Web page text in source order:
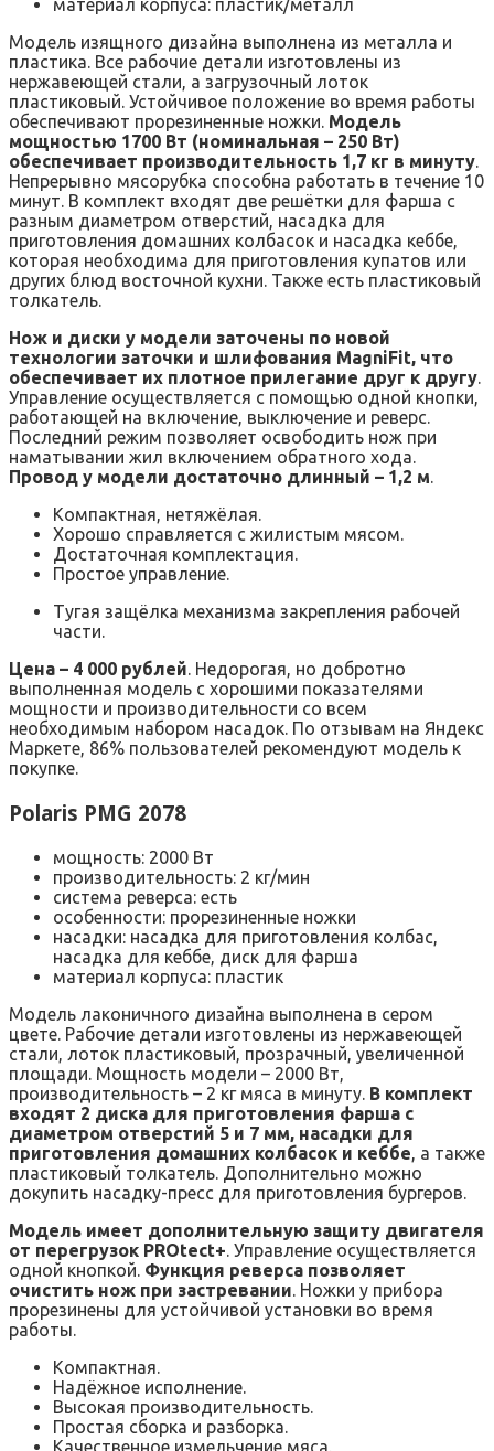
материал корпуса: пластик/металл
Модель изящного дизайна выполнена из металла и
пластика. Все рабочие детали изготовлены из
нержавеющей стали, а загрузочный лоток
пластиковый. Устойчивое положение во время работы
обеспечивают прорезиненные ножки. Модель
мощностью 1700 Вт (номинальная – 250 Вт)
обеспечивает производительность 1,7 кг в минуту.
Непрерывно мясорубка способна работать в течение 10
минут. В комплект входят две решётки для фарша с
разным диаметром отверстий, насадка для
приготовления домашних колбасок и насадка кеббе,
которая необходима для приготовления купатов или
других блюд восточной кухни. Также есть пластиковый
толкатель.
Нож и диски у модели заточены по новой
технологии заточки и шлифования MagniFit, что
обеспечивает их плотное прилегание друг к другу.
Управление осуществляется с помощью одной кнопки,
работающей на включение, выключение и реверс.
Последний режим позволяет освободить нож при
наматывании жил включением обратного хода.
Провод у модели достаточно длинный – 1,2 м.
Компактная, нетяжёлая.
Хорошо справляется с жилистым мясом.
Достаточная комплектация.
Простое управление.
Тугая защёлка механизма закрепления рабочей
части.
Цена – 4 000 рублей. Недорогая, но добротно
выполненная модель с хорошими показателями
мощности и производительности со всем
необходимым набором насадок. По отзывам на Яндекс
Маркете, 86% пользователей рекомендуют модель к
покупке.
Polaris PMG 2078
мощность: 2000 Вт
производительность: 2 кг/мин
система реверса: есть
особенности: прорезиненные ножки
насадки: насадка для приготовления колбас,
насадка для кеббе, диск для фарша
материал корпуса: пластик
Модель лаконичного дизайна выполнена в сером
цвете. Рабочие детали изготовлены из нержавеющей
стали, лоток пластиковый, прозрачный, увеличенной
площади. Мощность модели – 2000 Вт,
производительность – 2 кг мяса в минуту. В комплект
входят 2 диска для приготовления фарша с
диаметром отверстий 5 и 7 мм, насадки для
приготовления домашних колбасок и кеббе, а также
пластиковый толкатель. Дополнительно можно
докупить насадку-пресс для приготовления бургеров.
Модель имеет дополнительную защиту двигателя
от перегрузок PROtect+. Управление осуществляется
одной кнопкой. Функция реверса позволяет
очистить нож при застревании. Ножки у прибора
прорезинены для устойчивой установки во время
работы.
Компактная.
Надёжное исполнение.
Высокая производительность.
Простая сборка и разборка.
Качественное измельчение мяса.